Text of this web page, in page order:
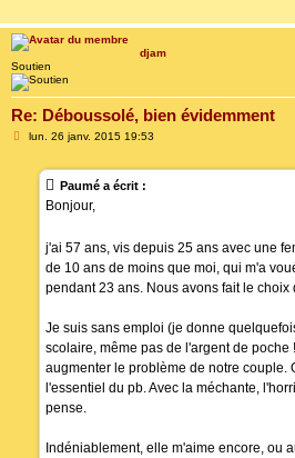
djam
Soutien
Re: Déboussolé, bien évidemment
Mlun. 26 janv. 2015 19:53
Paumé a écrit :
Bonjour,
j'ai 57 ans, vis depuis 25 ans avec une
de 10 ans de moins que moi, qui m'a
pendant 23 ans. Nous avons fait le choix
Je suis sans emploi (je donne
scolaire, même pas de l'argent de poche
augmenter le problème de notre couple.
l'essentiel du pb. Avec la méchante,
pense.
Indéniablement, elle m'aime encore, ou